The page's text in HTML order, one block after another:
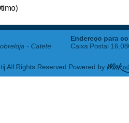
- Catete
Endereço para
Caixa Postal
All Rights Reserved Powered by: